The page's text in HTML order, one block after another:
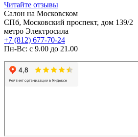
Читайте отзывы
Салон на Московском
СПб, Московский проспект, дом 139/2
метро Электросила
+7 (812) 677-70-24
Пн-Вс: с 9.00 до 21.00